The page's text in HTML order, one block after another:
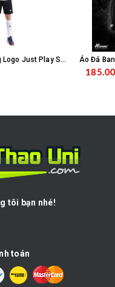
Áo Đá Banh Không Logo Just Play SC04 - Trắng
tôi bạn nhé!
toán